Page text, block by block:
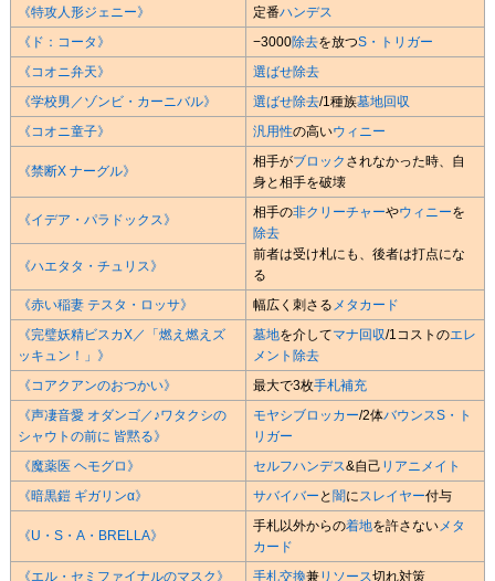
《特攻人形ジェニー》
定番ハンデス
《ド：コータ》
−3000除去を放つS・トリガー
《コオニ弁天》
選ばせ除去
《学校男／ゾンビ・カーニバル》
選ばせ除去/1種族墓地回収
《コオニ童子》
汎用性の高いウィニー
《禁断X ナーグル》
相手がブロック されなかった時、自
身と相手を破壊
《イデア・パラドックス》 相手の非クリーチャーやウィニーを
除去
前者は受け札にも、後者は打点にな
る
《ハエタタ・チュリス》
《赤い稲妻 テスタ・ロッサ》 幅広く刺さる メタカード
《完璧妖精ビスカX／「燃え燃えズ
ッキュン！」》
墓地を介してマナ回収/1コストのエレ
メント 除去
《コアクアンのおつかい》
最大で3枚手札補充
《声凄音愛 オダンゴ／♪ワタクシの
シャウトの前に 皆黙る》
モヤシブロッカー/2体バウンスS・ト
リガー
《魔薬医 ヘモグロ》
セルフハンデス&自己 リアニメイト
《暗黒鎧 ギガリンα》
サバイバー と 闇にスレイヤー付与
《U・S・A・BRELLA》
手札以外からの着地を許さないメタ
カード
《エル・セミファイナルのマスク》
手札交換兼リソース切れ対策